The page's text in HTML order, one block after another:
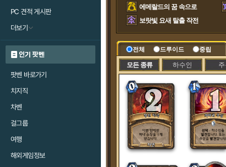
PC 견적 게시판
더보기
인기 팟벤
팟벤 바로가기
치지직
차벤
걸그룹
여행
해외게임정보
에메랄드의 꿈 속으로
보랏빛 요새 탈출 작전
전체 드루이드 중립
모든 종류 하수인